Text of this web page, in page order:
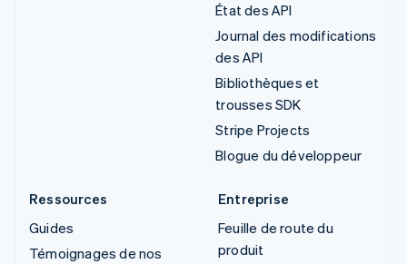
État des API
Journal des modifications
des API
Bibliothèques et
trousses SDK
Stripe Projects
Blogue du développeur
Ressources
Guides
Témoignages de nos
Entreprise
Feuille de route du
produit